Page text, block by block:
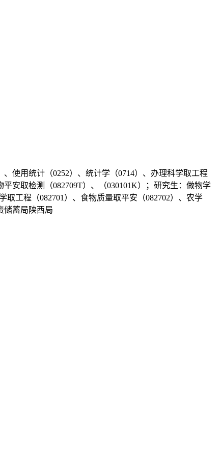
使用统计（0252）、统计学（0714）、办理科学取工程
安取检测（082709T）、（030101K）；研究生：做物学
取工程（082701）、食物质量取平安（082702）、农学
储蓄局陕西局